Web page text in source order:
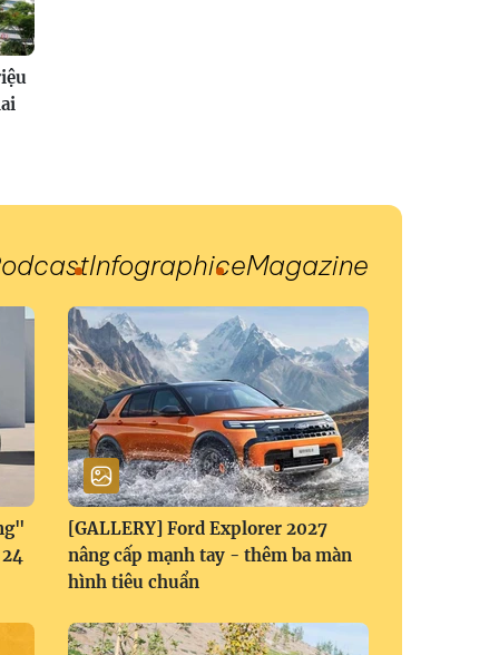
InfographiceMagazine
[GALLERY] Ford Explorer 2027
nâng cấp mạnh tay - thêm ba màn
hình tiêu chuẩn